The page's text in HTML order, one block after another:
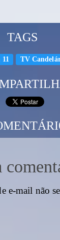
TAGS
TV
e-mail não